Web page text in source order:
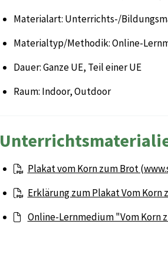
Materialart: Unterrichts-/
Materialtyp/Methodik: Online-
Dauer: Ganze UE, Teil einer UE
Raum: Indoor, Outdoor
Plakat vom Korn zum Brot
Erklärung zum Plakat Vom Korn
Online-Lernmedium "Vom Korn